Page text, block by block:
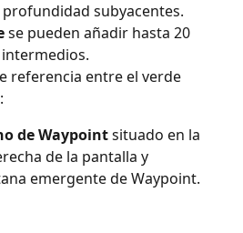
subyacentes.
se pueden añadir hasta 20
referencia entre el verde
de Waypoint situado en la
de la pantalla y
emergente de Waypoint.